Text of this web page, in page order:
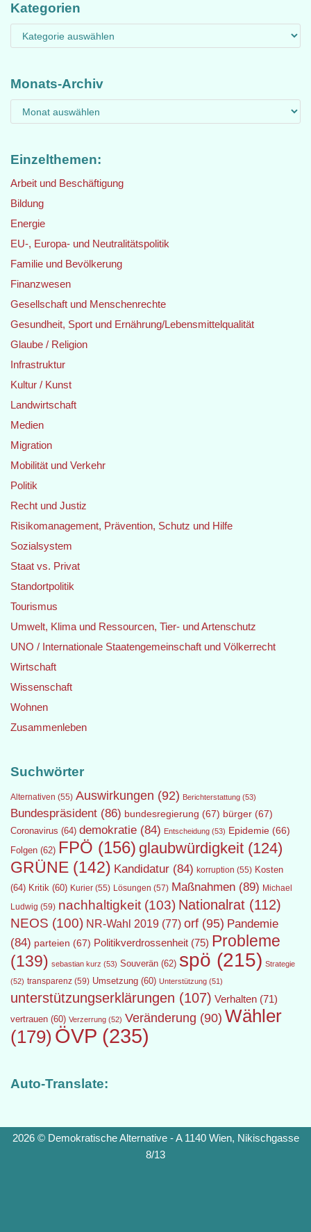
Kategorien
Monats-Archiv
Einzelthemen:
Arbeit und Beschäftigung
Bildung
Energie
EU-, Europa- und Neutralitätspolitik
Familie und Bevölkerung
Finanzwesen
Gesellschaft und Menschenrechte
Gesundheit, Sport und Ernährung/Lebensmittelqualität
Glaube / Religion
Infrastruktur
Kultur / Kunst
Landwirtschaft
Medien
Migration
Mobilität und Verkehr
Politik
Recht und Justiz
Risikomanagement, Prävention, Schutz und Hilfe
Sozialsystem
Staat vs. Privat
Standortpolitik
Tourismus
Umwelt, Klima und Ressourcen, Tier- und Artenschutz
UNO / Internationale Staatengemeinschaft und Völkerrecht
Wirtschaft
Wissenschaft
Wohnen
Zusammenleben
Suchwörter
Alternativen (55) Auswirkungen (92) Berichterstattung (53)
Bundespräsident (86) bundesregierung (67) bürger (67)
Coronavirus (64) demokratie (84) Entscheidung (53) Epidemie (66)
Folgen (62) FPÖ (156) glaubwürdigkeit (124)
GRÜNE (142) Kandidatur (84) korruption (55) Kosten
(64) Kritik (60) Kurier (55) Lösungen (57) Maßnahmen (89) Michael
Ludwig (59) nachhaltigkeit (103) Nationalrat (112)
NEOS (100) NR-Wahl 2019 (77) orf (95) Pandemie
(84) parteien (67) Politikverdrossenheit (75) Probleme
(139) sebastian kurz (53) Souverän (62) spö (215) Strategie
(52) transparenz (59) Umsetzung (60) Unterstützung (51)
unterstützungserklärungen (107) Verhalten (71)
vertrauen (60) Verzerrung (52) Veränderung (90) Wähler
(179) ÖVP (235)
Auto-Translate:
2026 © Demokratische Alternative - A 1140 Wien, Nikischgasse
8/13